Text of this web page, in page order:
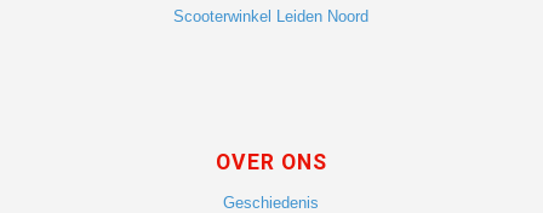
Scooterwinkel Leiden Noord
OVER ONS
Geschiedenis